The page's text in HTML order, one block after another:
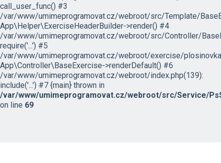
call_user_func() #3
/var/www/umimeprogramovat.cz/webroot/src/Template/
App\Helper\ExerciseHeaderBuilder->render() #4
/var/www/umimeprogramovat.cz/webroot/src/Controller/
require('...') #5
/var/www/umimeprogramovat.cz/webroot/exercise/
App\Controller\BaseExercise->renderDefault() #6
/var/www/umimeprogramovat.cz/webroot/index.php(139):
include('...') #7 {main} thrown in
/var/www/umimeprogramovat.cz/webroot/src/Service/
on line 69